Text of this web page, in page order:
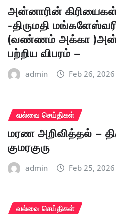
அன்னாரின்
-திருமதி
(வண்ணம் அக்கா
பற்றிய விபரம் –
admin Feb 26, 2026
வல்வை செய்திகள்
மரண அறிவித்தல் –
குமரகுரு
admin Feb 25, 2026
வல்வை செய்திகள்